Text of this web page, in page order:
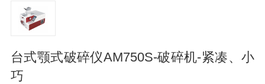
台式颚式破碎仪AM750S-破碎机-紧凑、小
巧